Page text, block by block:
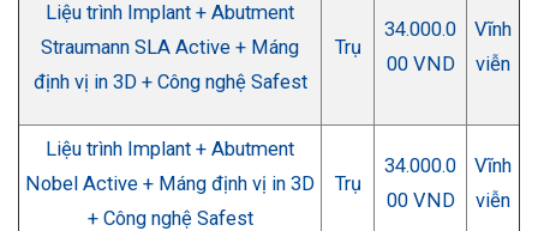
Liệu trình Implant + Abutment
Straumann SLA Active + Máng
định vị in 3D + Công nghệ Safest
Trụ
34.000.0
00 VND
Vĩnh
viễn
Liệu trình Implant + Abutment
Nobel Active + Máng định vị in 3D
+ Công nghệ Safest
Trụ
34.000.0
00 VND
Vĩnh
viễn